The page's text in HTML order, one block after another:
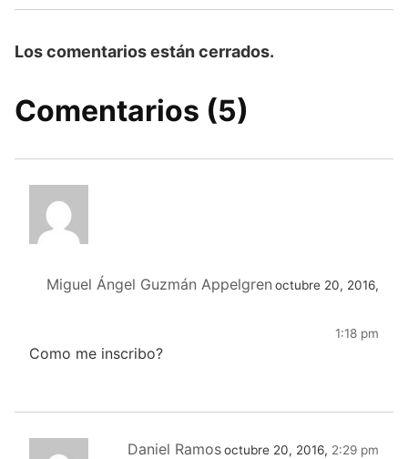
Los comentarios están cerrados.
Comentarios (5)
Miguel Ángel Guzmán Appelgren octubre 20, 2016,
1:18 pm
Como me inscribo?
Daniel Ramosoctubre 20, 2016, 2:29 pm